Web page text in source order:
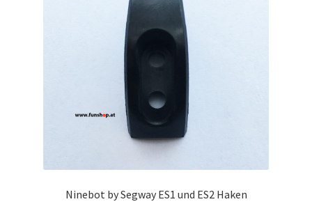
Ninebot by Segway ES1 und ES2 Haken